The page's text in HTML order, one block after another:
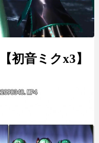
初音ミクx3】